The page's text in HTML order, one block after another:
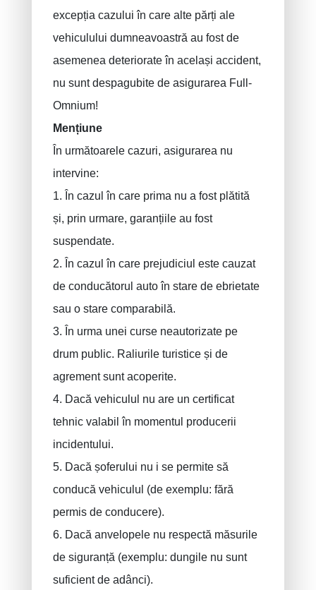
excepția cazului în care alte părți ale
vehiculului dumneavoastră au fost de
asemenea deteriorate în același accident,
nu sunt despagubite de asigurarea Full-
Omnium!
Mențiune
În următoarele cazuri, asigurarea nu
intervine:
1. În cazul în care prima nu a fost plătită
și, prin urmare, garanțiile au fost
suspendate.
2. În cazul în care prejudiciul este cauzat
de conducătorul auto în stare de ebrietate
sau o stare comparabilă.
3. În urma unei curse neautorizate pe
drum public. Raliurile turistice și de
agrement sunt acoperite.
4. Dacă vehiculul nu are un certificat
tehnic valabil în momentul producerii
incidentului.
5. Dacă șoferului nu i se permite să
conducă vehiculul (de exemplu: fără
permis de conducere).
6. Dacă anvelopele nu respectă măsurile
de siguranță (exemplu: dungile nu sunt
suficient de adânci).